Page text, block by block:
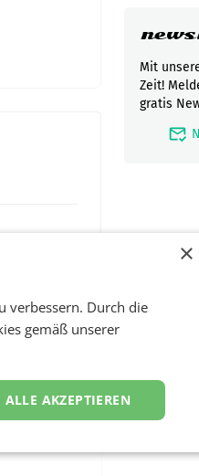
spart und
Mit
Zeit!
gratis
mark_email_read
×
verbessern. Durch die
gemäß unserer
ALLE AKZEPTIEREN